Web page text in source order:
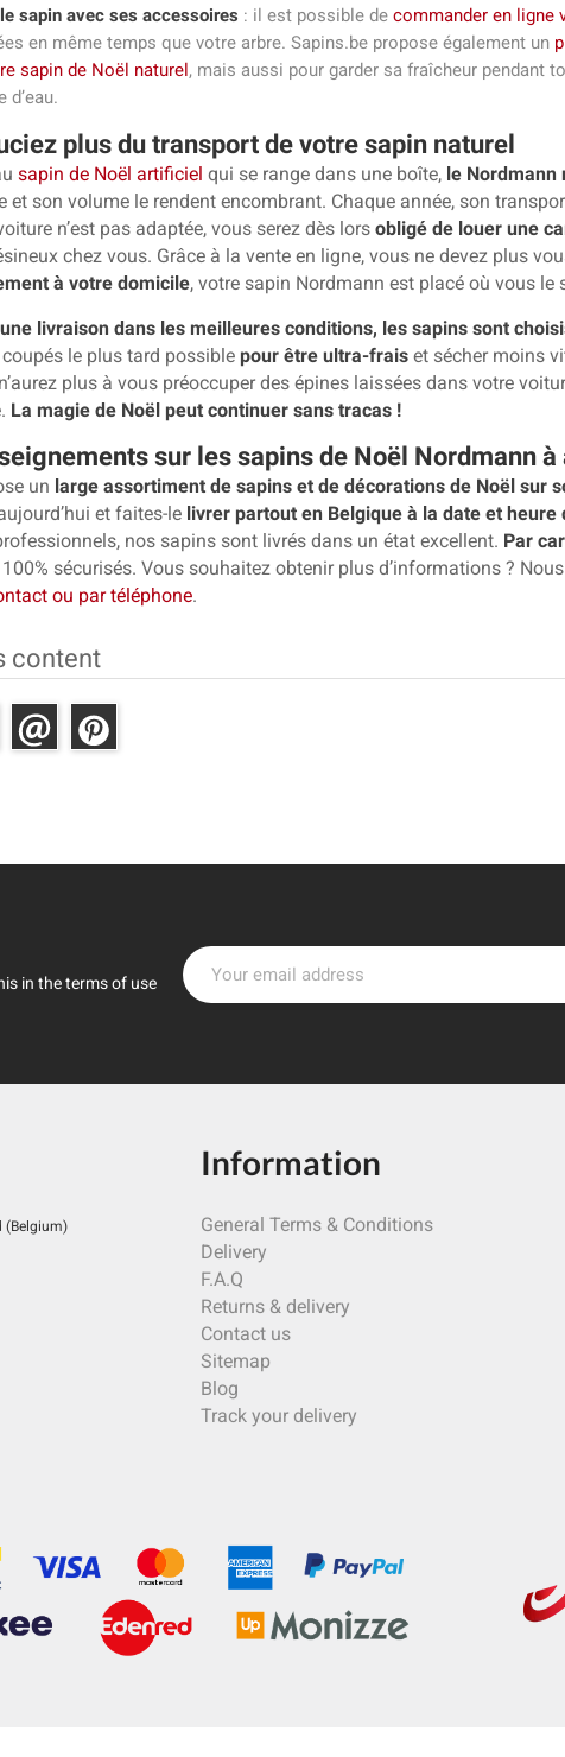
sapin avec ses accessoires : il est possible de commander en ligne
en même temps que votre arbre. Sapins.be propose également un
sapin de Noël naturel, mais aussi pour garder sa fraîcheur pendant
d’eau.
plus du transport de votre sapin naturel
sapin de Noël artificiel qui se range dans une boîte, le Nordmann
et son volume le rendent encombrant. Chaque année, son
n’est pas adaptée, vous serez dès lors obligé de louer une
chez vous. Grâce à la vente en ligne, vous ne devez plus
à votre domicile, votre sapin Nordmann est placé où vous le
une livraison dans les meilleures conditions, les sapins sont
le plus tard possible pour être ultra-frais et sécher moins
plus à vous préoccuper des épines laissées dans votre
La magie de Noël peut continuer sans tracas !
sur les sapins de Noël Nordmann
un large assortiment de sapins et de décorations de Noël sur
et faites-le livrer partout en Belgique à la date et heure
nos sapins sont livrés dans un état excellent. Par
sécurisés. Vous souhaitez obtenir plus d’informations ?
ou par téléphone.
content
in the terms of use
(Belgium)
Information
General Terms & Conditions
Delivery
F.A.Q
Returns & delivery
Contact us
Sitemap
Blog
Track your delivery